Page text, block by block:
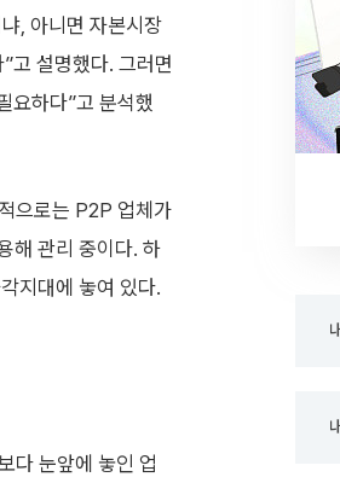
, 아니면 자본시장
고 설명했다. 그러면
요하다”고 분석했
으로는 P2P 업체가
해 관리 중이다. 하
지대에 놓여 있다.
다 눈앞에 놓인 업